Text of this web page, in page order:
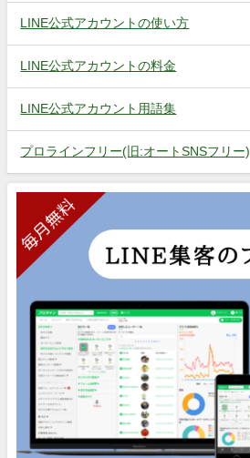
LINE公式アカウントの使い方
LINE公式アカウントの料金
LINE公式アカウント用語集
プロラインフリー(旧:オートSNSフリー)